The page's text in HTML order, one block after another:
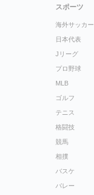
スポーツ
海外サッカー
日本代表
Jリーグ
プロ野球
MLB
ゴルフ
テニス
格闘技
競馬
相撲
バスケ
バレー